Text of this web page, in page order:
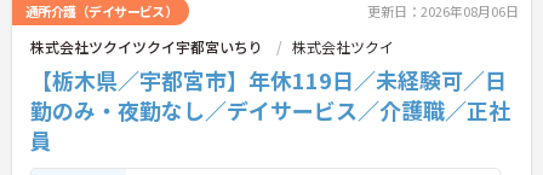
通所介護（デイサービス） 更新日：2026年08月06日
株式会社ツクイツクイ宇都宮いちり 株式会社ツクイ
【栃木県／宇都宮市】年休119日／未経験可／日
勤のみ・夜勤なし／デイサービス／介護職／正社
員